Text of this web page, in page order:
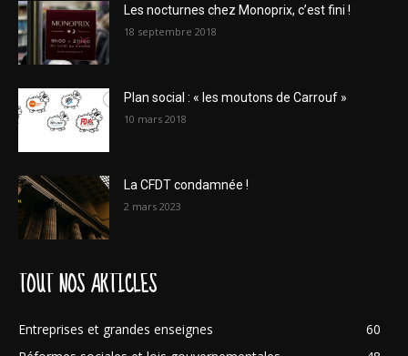
Les nocturnes chez Monoprix, c’est fini !
18 septembre 2018
Plan social : « les moutons de Carrouf »
10 mars 2018
La CFDT condamnée !
2 mars 2023
TOUT NOS ARTICLES
Entreprises et grandes enseignes
60